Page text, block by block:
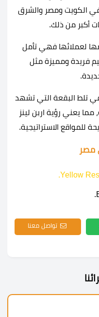
الكويت ومصر والشرق
أكبر من ذلك.
لعملائها فهي تأمل
فريدة ومميزة مثل
في تلط البقعة التي تشهد
مما يعني رؤية اربن لينز
للمواقع الاستراتيجية.
تواصل معنا